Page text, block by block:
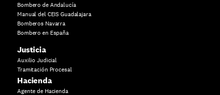
Bombero de Andalucía
Manual del CEIS Guadalajara
Bomberos Navarra
Bombero en España
Justicia
Auxilio Judicial
Tramitación Procesal
Hacienda
Agente de Hacienda